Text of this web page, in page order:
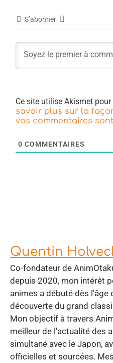
S’abonner
Ce site utilise Akismet
savoir plus sur la
vos commentaires
0 COMMENTAIRES
Quentin
Co-fondateur de
depuis 2020, mon intérêt
animes a débuté dès l'âge
découverte du grand
Mon objectif à travers
meilleur de l'actualité des
simultané avec le Japon,
officielles et sourcées.